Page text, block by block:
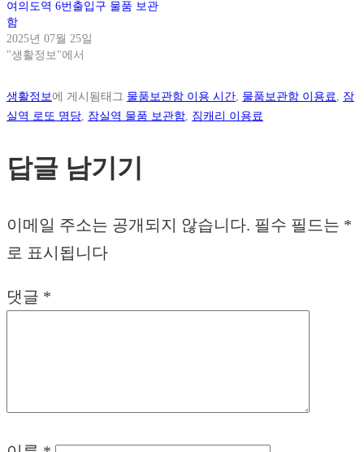
여의도역 6번출입구 물품 보관
함
2025년 07월 25일
"생활정보"에서
생활정보에 게시됨태그 물품보관함 이용 시간, 물품보관함 이용료, 잠
실역 로또 명당, 잠실역 물품 보관함, 짐캐리 이용료
답글 남기기
이메일 주소는 공개되지 않습니다. 필수 필드는 *
로 표시됩니다
댓글 *